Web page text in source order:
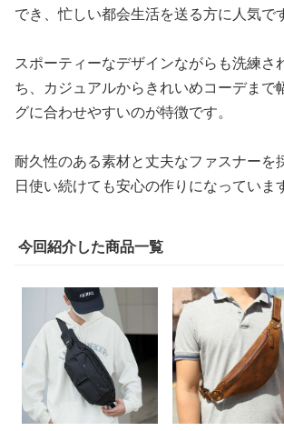
でき、忙しい都会生活を送る方に人気で
スポーティーなデザインながらも洗練さ
ち、カジュアルからきれいめコーデまで
グに合わせやすいのが特徴です。
耐久性のある素材と丈夫なファスナーを
日使い続けても安心の作りになっていま
今回紹介した商品一覧